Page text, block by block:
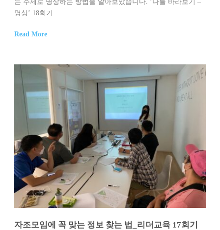
는 주제로 명상하는 방법을 알아보았습니다. ‘나를 바라보기 –
명상’ 18회기...
Read More
자조모임에 꼭 맞는 정보 찾는 법_리더교육 17회기